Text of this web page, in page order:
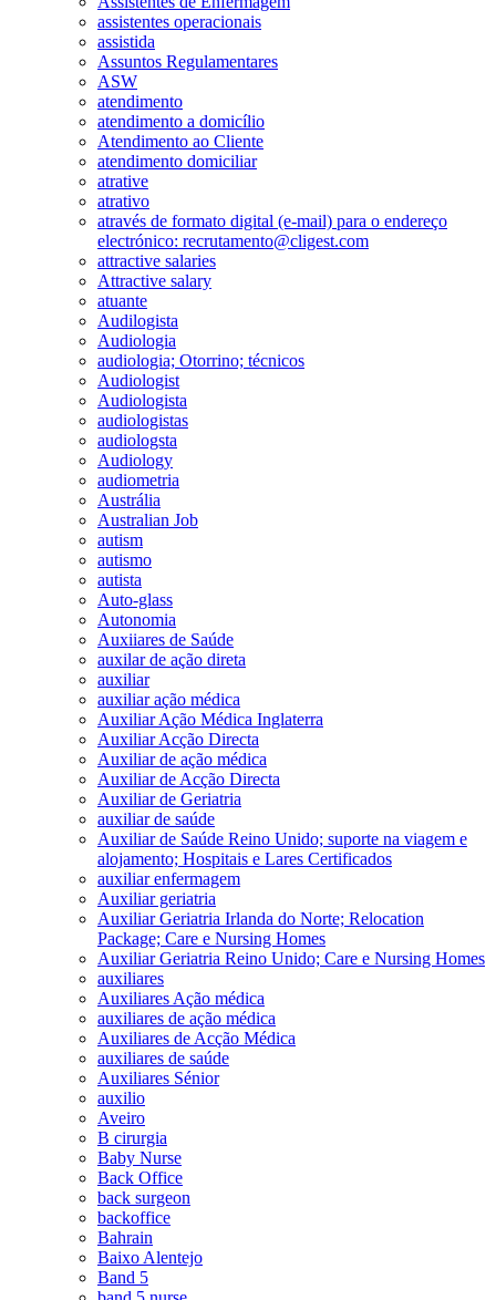
assistentes operacionais
assistida
Assuntos Regulamentares
ASW
atendimento
atendimento a domicílio
Atendimento ao Cliente
atendimento domiciliar
atrative
atrativo
através de formato digital (e-mail) para o endereço
electrónico: recrutamento@cligest.com
attractive salaries
Attractive salary
atuante
Audilogista
Audiologia
audiologia; Otorrino; técnicos
Audiologist
Audiologista
audiologistas
audiologsta
Audiology
audiometria
Austrália
Australian Job
autism
autismo
autista
Auto-glass
Autonomia
Auxiiares de Saúde
auxilar de ação direta
auxiliar
auxiliar ação médica
Auxiliar Ação Médica Inglaterra
Auxiliar Acção Directa
Auxiliar de ação médica
Auxiliar de Acção Directa
Auxiliar de Geriatria
auxiliar de saúde
Auxiliar de Saúde Reino Unido; suporte na viagem e
alojamento; Hospitais e Lares Certificados
auxiliar enfermagem
Auxiliar geriatria
Auxiliar Geriatria Irlanda do Norte; Relocation
Package; Care e Nursing Homes
Auxiliar Geriatria Reino Unido; Care e Nursing Homes
auxiliares
Auxiliares Ação médica
auxiliares de ação médica
Auxiliares de Acção Médica
auxiliares de saúde
Auxiliares Sénior
auxilio
Aveiro
B cirurgia
Baby Nurse
Back Office
back surgeon
backoffice
Bahrain
Baixo Alentejo
Band 5